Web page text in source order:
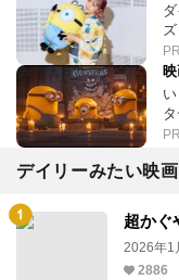
PR
映
PR
デイリーみたい映
超かぐ
2026年1
2886